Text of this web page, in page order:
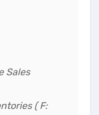
Sales
( F: